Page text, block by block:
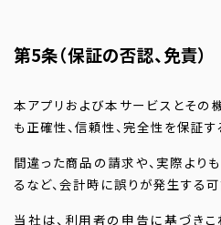
第5条（保証の否認、免責）
本アプリおよび本サービスとその
も正確性、信頼性、完全性を保証す
間違った商品の請求や、実際より
るなど、会計時に誤りが発生する可
当社は、利用者の申告に基づき